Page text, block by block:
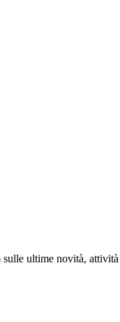
ultime novità, attività